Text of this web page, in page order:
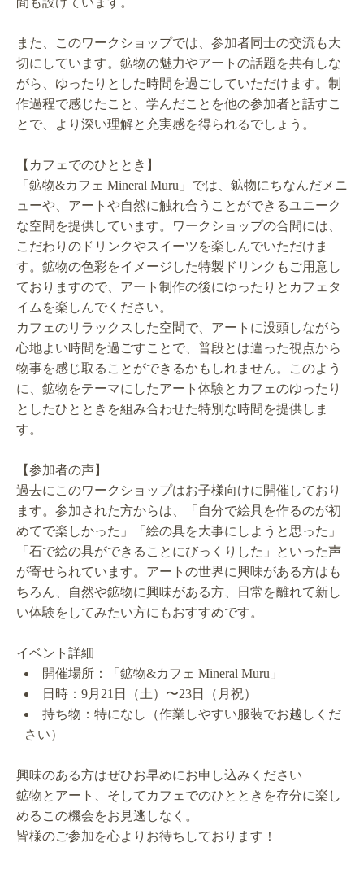
また、このワークショップでは、参加者同士の交流も大
切にしています。鉱物の魅力やアートの話題を共有しな
がら、ゆったりとした時間を過ごしていただけます。制
作過程で感じたこと、学んだことを他の参加者と話すこ
とで、より深い理解と充実感を得られるでしょう。
【カフェでのひととき】
「鉱物&カフェ Mineral Muru」では、鉱物にちなんだメニ
ューや、アートや自然に触れ合うことができるユニーク
な空間を提供しています。ワークショップの合間には、
こだわりのドリンクやスイーツを楽しんでいただけま
す。鉱物の色彩をイメージした特製ドリンクもご用意し
ておりますので、アート制作の後にゆったりとカフェタ
イムを楽しんでください。
カフェのリラックスした空間で、アートに没頭しながら
心地よい時間を過ごすことで、普段とは違った視点から
物事を感じ取ることができるかもしれません。このよう
に、鉱物をテーマにしたアート体験とカフェのゆったり
としたひとときを組み合わせた特別な時間を提供しま
す。
【参加者の声】
過去にこのワークショップはお子様向けに開催しており
ます。参加された方からは、「自分で絵具を作るのが初
めてで楽しかった」「絵の具を大事にしようと思った」
「石で絵の具ができることにびっくりした」といった声
が寄せられています。アートの世界に興味がある方はも
ちろん、自然や鉱物に興味がある方、日常を離れて新し
い体験をしてみたい方にもおすすめです。
イベント詳細
開催場所：「鉱物&カフェ Mineral Muru」
日時：9月21日（土）〜23日（月祝）
持ち物：特になし（作業しやすい服装でお越しくだ
さい）
興味のある方はぜひお早めにお申し込みください
鉱物とアート、そしてカフェでのひとときを存分に楽し
めるこの機会をお見逃しなく。
皆様のご参加を心よりお待ちしております！